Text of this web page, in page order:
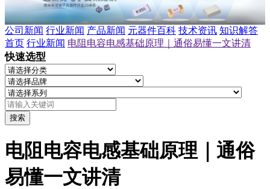
公司新闻 行业新闻 产品新闻 元器件百科 技术资讯 知识解答
首页 行业新闻 电阻电容电感基础原理｜通俗易懂一文讲清
快速选型
搜索
电阻电容电感基础原理｜通俗
易懂一文讲清